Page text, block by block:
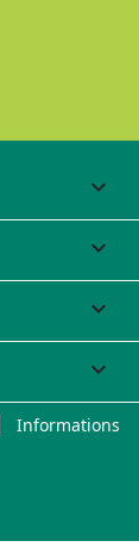



keyboard_arrow_down
Informations